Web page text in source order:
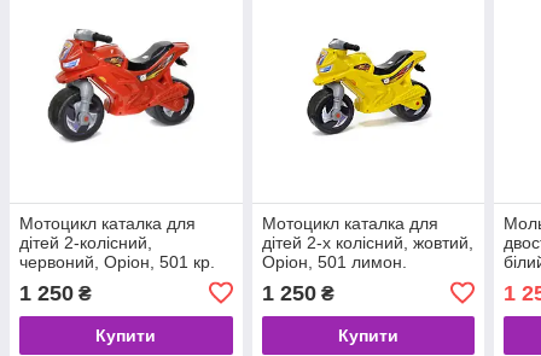
Мотоцикл каталка для
дітей 2-колісний,
червоний, Оріон, 501 кр.
1 250 ₴
Купити
Мотоцикл каталка для
дітей 2-х колісний, жовтий,
Оріон, 501 лимон.
1 250₴
Купити
1